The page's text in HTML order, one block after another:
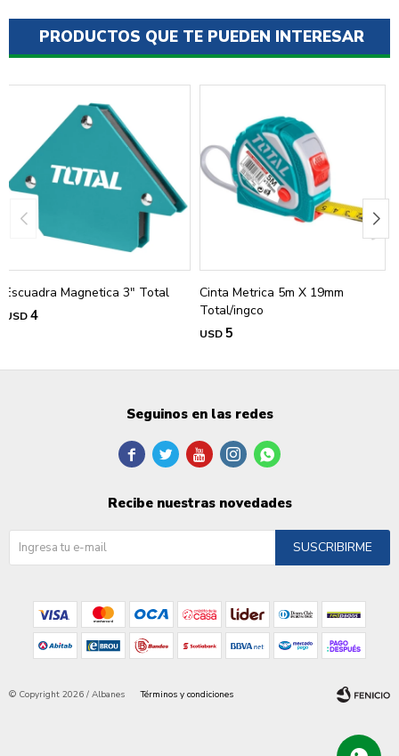
PRODUCTOS QUE TE PUEDEN INTERESAR
Escuadra Magnetica 3" Total
USD4
Cinta Metrica 5m X 19mm
Total/ingco
USD5
Seguinos en las redes
    
Recibe nuestras novedades
SUSCRIBIRME
© Copyright 2026 / Albanes Términos y condiciones